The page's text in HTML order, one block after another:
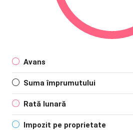
Avans
Suma împrumutului
Rată lunară
Impozit pe proprietate